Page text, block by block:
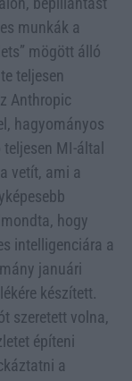
munkák a
mögött álló
teljesen
Anthropic
hagyományos
teljesen MI-által
vetít, ami a
hogy
intelligenciára a
januári
készített.
szeretett volna,
építeni
a